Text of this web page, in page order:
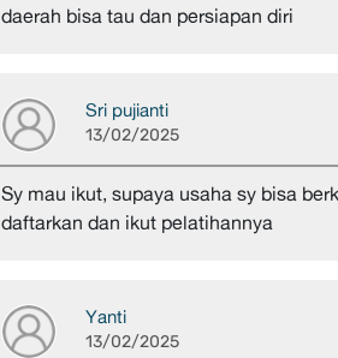
daerah bisa tau dan persiapan diri
Sri pujianti
13/02/2025
Sy mau ikut, supaya usaha sy bisa
daftarkan dan ikut pelatihannya
Yanti
13/02/2025